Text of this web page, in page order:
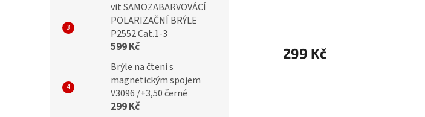
vit SAMOZABARVOVÁCÍ
POLARIZAČNÍ BRÝLE
P2552 Cat.1-3
599 Kč
Brýle na čtení s
magnetickým spojem
V3096 /+3,50 černé
299 Kč
24025-C2/ +2,75
499 Kč 299 Kč